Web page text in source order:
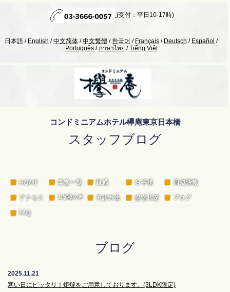
(受付：平日10-17時)
日本語 / English /中文简体 /中文繁體 / 한국어 / Français / Deutsch / Español /
Português/ภาษาไทย /Tiếng Việt
コンドミニアムホテル欅庵東京日本橋
スタッフブログ
ブログ
2025.11.21
寒い日にピッタリ！炬燵をご用意しております。(3LDK限定)